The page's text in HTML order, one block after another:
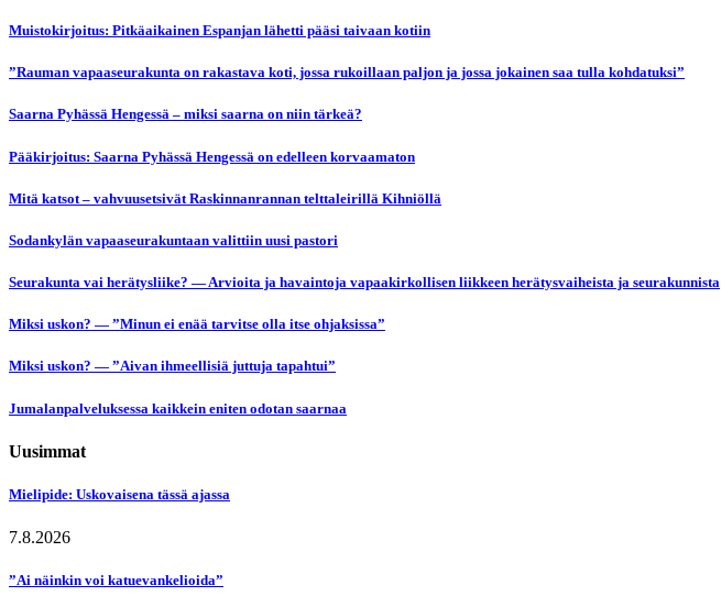
Muistokirjoitus: Pitkäaikainen Espanjan lähetti pääsi taivaan kotiin
”Rauman vapaaseurakunta on rakastava koti, jossa rukoillaan paljon ja jossa jokainen saa tulla kohdatuksi”
Saarna Pyhässä Hengessä – miksi saarna on niin tärkeä?
Pääkirjoitus: Saarna Pyhässä Hengessä on edelleen korvaamaton
Mitä katsot – vahvuusetsivät Raskinnanrannan telttaleirillä Kihniöllä
Sodankylän vapaaseurakuntaan valittiin uusi pastori
Seurakunta vai herätysliike? — Arvioita ja havaintoja vapaakirkollisen liikkeen herätysvaiheista ja seurakunnista
Miksi uskon? — ”Minun ei enää tarvitse olla itse ohjaksissa”
Miksi uskon? — ”Aivan ihmeellisiä juttuja tapahtui”
Jumalanpalveluksessa kaikkein eniten odotan saarnaa
Uusimmat
Mielipide: Uskovaisena tässä ajassa
7.8.2026
”Ai näinkin voi katuevankelioida”